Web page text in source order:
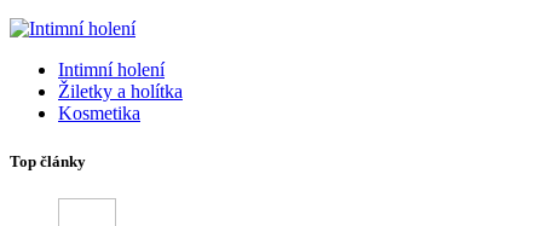
Intimní holení
Žiletky a holítka
Kosmetika
Top články